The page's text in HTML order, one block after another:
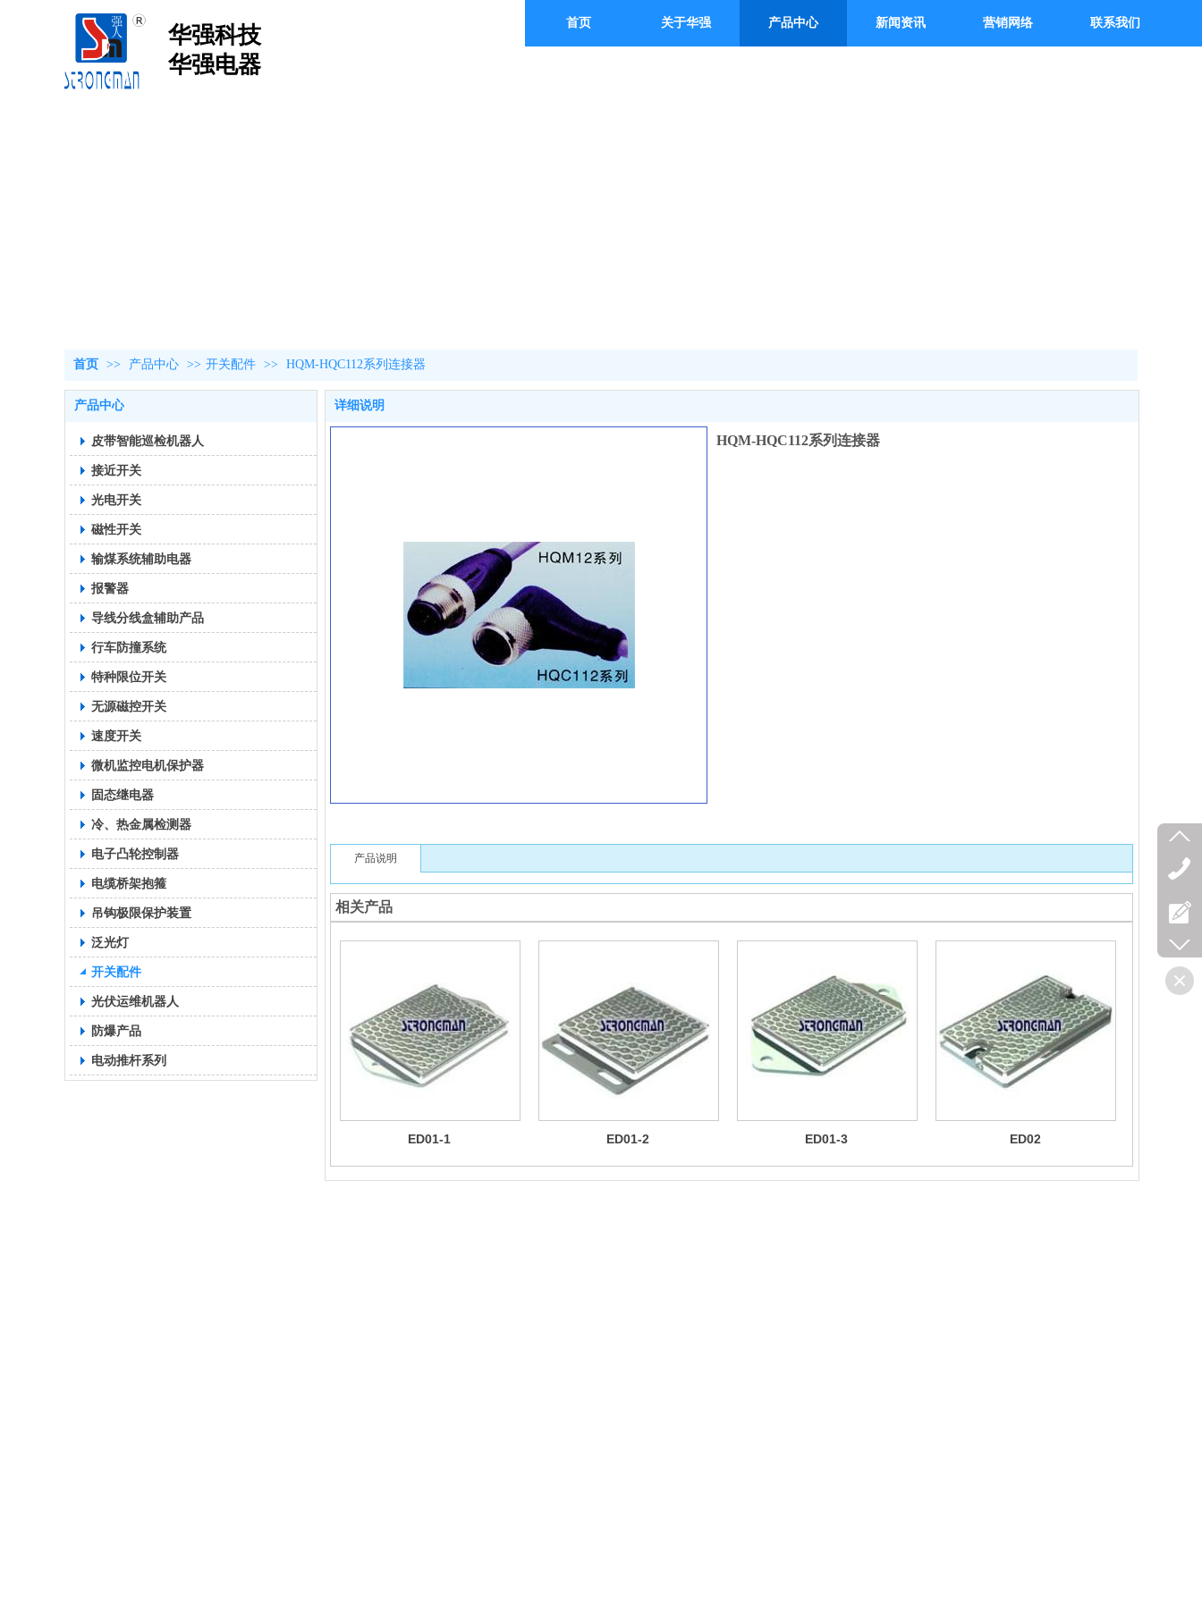
华强科技
华强电器
首页 关于华强 产品中心 新闻资讯 营销网络 联系我们
首页 >> 产品中心 >> 开关配件 >> HQM-HQC112系列连接器
产品中心
皮带智能巡检机器人
接近开关
光电开关
磁性开关
输煤系统辅助电器
报警器
导线分线盒辅助产品
行车防撞系统
特种限位开关
无源磁控开关
速度开关
微机监控电机保护器
固态继电器
冷、热金属检测器
电子凸轮控制器
电缆桥架抱箍
吊钩极限保护装置
泛光灯
开关配件
光伏运维机器人
防爆产品
电动推杆系列
详细说明
HQM-HQC112系列连接器
产品说明
相关产品
ED01-1 ED01-2 ED01-3 ED02